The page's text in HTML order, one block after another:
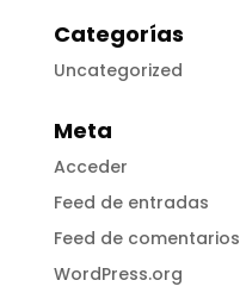
Categorías
Uncategorized
Meta
Acceder
Feed de entradas
Feed de comentarios
WordPress.org